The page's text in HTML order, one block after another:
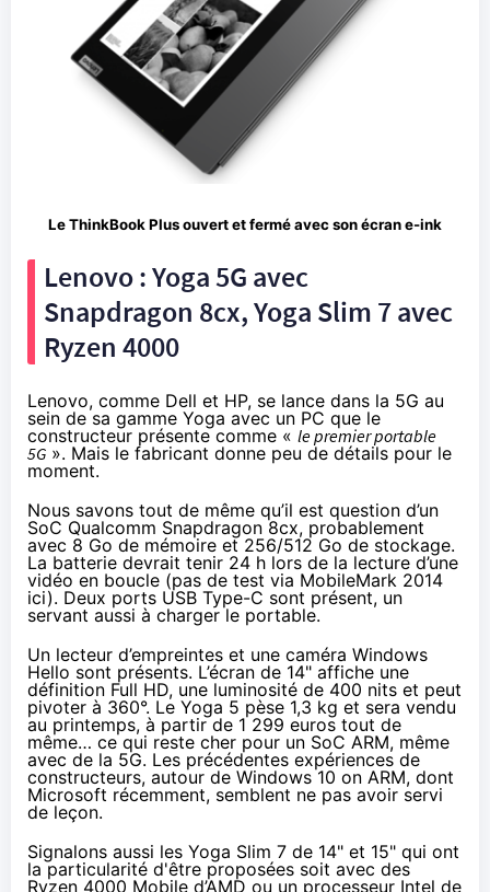
Le ThinkBook Plus ouvert et fermé avec son écran e-ink
Lenovo : Yoga 5G avec
Snapdragon 8cx, Yoga Slim 7 avec
Ryzen 4000
Lenovo, comme Dell et HP, se lance dans la 5G au
sein de sa gamme Yoga avec un PC que le
constructeur présente comme « le premier portable
5G ». Mais le fabricant donne peu de détails pour le
moment.
Nous savons tout de même qu’il est question d’un
SoC Qualcomm Snapdragon 8cx, probablement
avec 8 Go de mémoire et 256/512 Go de stockage.
La batterie devrait tenir 24 h lors de la lecture d’une
vidéo en boucle (pas de test via MobileMark 2014
ici). Deux ports USB Type-C sont présent, un
servant aussi à charger le portable.
Un lecteur d’empreintes et une caméra Windows
Hello sont présents. L’écran de 14" affiche une
définition Full HD, une luminosité de 400 nits et peut
pivoter à 360°. Le Yoga 5 pèse 1,3 kg et sera vendu
au printemps, à partir de 1 299 euros tout de
même… ce qui reste cher pour un SoC ARM, même
avec de la 5G. Les précédentes expériences de
constructeurs, autour de Windows 10 on ARM, dont
Microsoft récemment, semblent ne pas avoir servi
de leçon.
Signalons aussi les Yoga Slim 7 de 14" et 15" qui ont
la particularité d'être proposées soit avec des
Ryzen 4000 Mobile d’AMD ou un processeur Intel de